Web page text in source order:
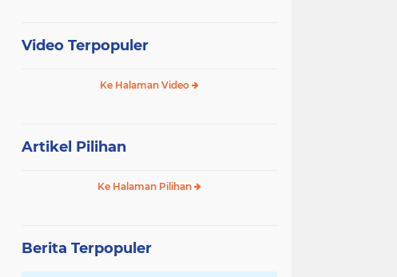
Video Terpopuler
Ke Halaman Video
Artikel Pilihan
Ke Halaman Pilihan
Berita Terpopuler